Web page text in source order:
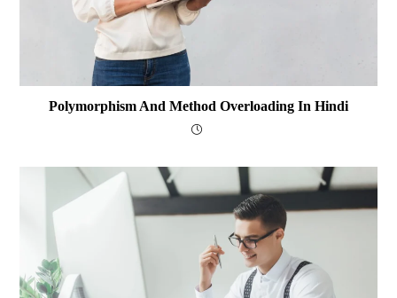
Polymorphism And Method Overloading In Hindi